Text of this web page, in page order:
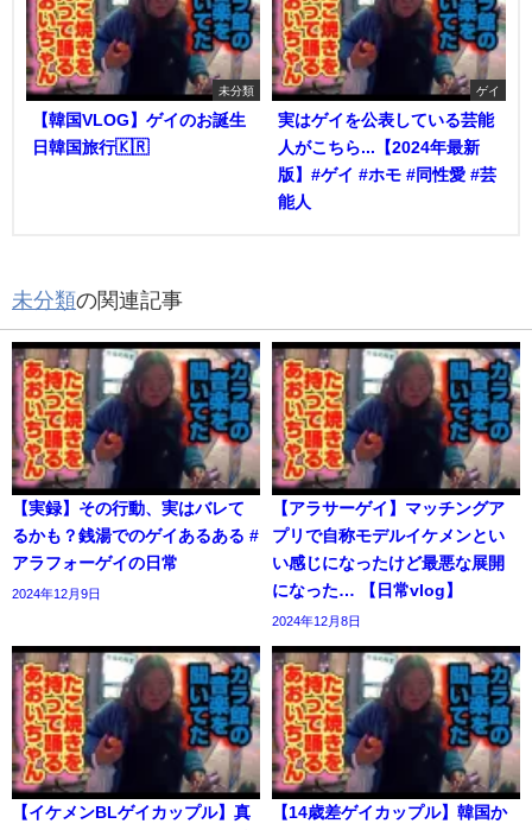
未分類
【韓国VLOG】ゲイのお誕生
日韓国旅行🇰🇷
ゲイ
実はゲイを公表している芸能
人がこちら...【2024年最新
版】#ゲイ #ホモ #同性愛 #芸
能人
未分類の関連記事
【実録】その行動、実はバレて
るかも？銭湯でのゲイあるある #
アラフォーゲイの日常
2024年12月9日
【アラサーゲイ】マッチングア
プリで自称モデルイケメンとい
い感じになったけど最悪な展開
になった… 【日常vlog】
2024年12月8日
【イケメンBLゲイカップル】真
【14歳差ゲイカップル】韓国か